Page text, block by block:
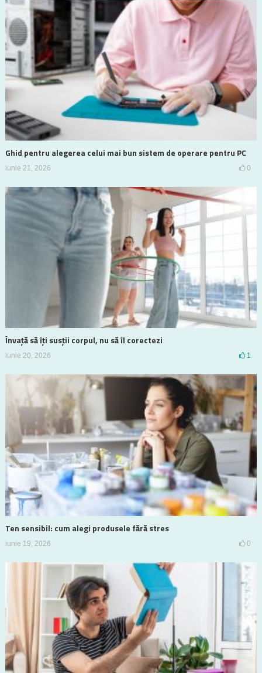
Ghid pentru alegerea celui mai bun sistem de operare pentru PC
iunie 21, 2026 0
Învață să îți susții corpul, nu să îl corectezi
iunie 20, 2026 1
Ten sensibil: cum alegi produsele fără stres
iunie 19, 2026 0